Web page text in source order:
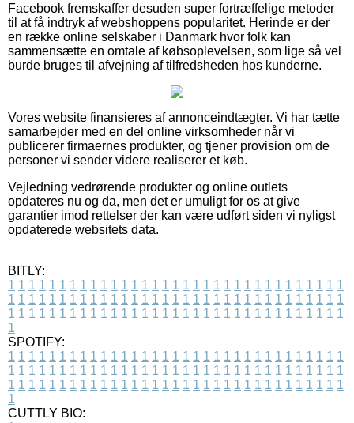
Facebook fremskaffer desuden super fortræffelige metoder
til at få indtryk af webshoppens popularitet. Herinde er der
en række online selskaber i Danmark hvor folk kan
sammensætte en omtale af købsoplevelsen, som lige så vel
burde bruges til afvejning af tilfredsheden hos kunderne.
Vores website finansieres af annonceindtægter. Vi har tætte
samarbejder med en del online virksomheder når vi
publicerer firmaernes produkter, og tjener provision om de
personer vi sender videre realiserer et køb.
Vejledning vedrørende produkter og online outlets
opdateres nu og da, men det er umuligt for os at give
garantier imod rettelser der kan være udført siden vi nyligst
opdaterede websitets data.
BITLY:
1 1 1 1 1 1 1 1 1 1 1 1 1 1 1 1 1 1 1 1 1 1 1 1 1 1 1 1 1 1 1 1 1
1 1 1 1 1 1 1 1 1 1 1 1 1 1 1 1 1 1 1 1 1 1 1 1 1 1 1 1 1 1 1 1 1
1 1 1 1 1 1 1 1 1 1 1 1 1 1 1 1 1 1 1 1 1 1 1 1 1 1 1 1 1 1 1 1 1
1
SPOTIFY:
1 1 1 1 1 1 1 1 1 1 1 1 1 1 1 1 1 1 1 1 1 1 1 1 1 1 1 1 1 1 1 1 1
1 1 1 1 1 1 1 1 1 1 1 1 1 1 1 1 1 1 1 1 1 1 1 1 1 1 1 1 1 1 1 1 1
1 1 1 1 1 1 1 1 1 1 1 1 1 1 1 1 1 1 1 1 1 1 1 1 1 1 1 1 1 1 1 1 1
1
CUTTLY BIO: